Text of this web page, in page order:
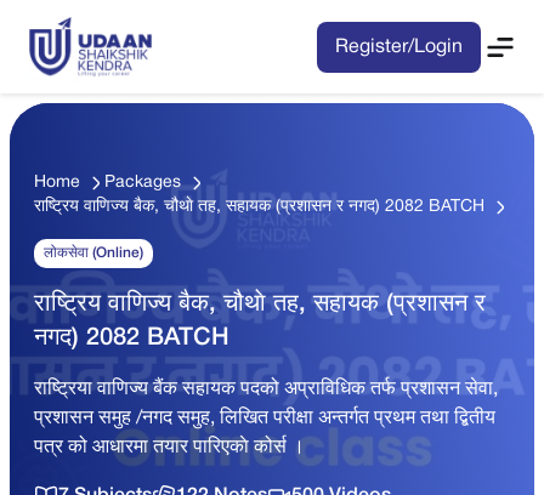
Register/Login
Home
Packages
राष्ट्रिय वाणिज्य बैक, चौथाे तह, सहायक (प्रशासन र नगद) 2082 BATCH
लोकसेवा (Online)
राष्ट्रिय वाणिज्य बैक, चौथाे तह, सहायक (प्रशासन र
नगद) 2082 BATCH
राष्ट्रिया वाणिज्य बैंक सहायक पदको अप्राविधिक तर्फ प्रशासन सेवा,
प्रशासन समुह /नगद समुह, लिखित परीक्षा अन्तर्गत प्रथम तथा द्बितीय
पत्र को आधारमा तयार पारिएकाे कोर्स ।